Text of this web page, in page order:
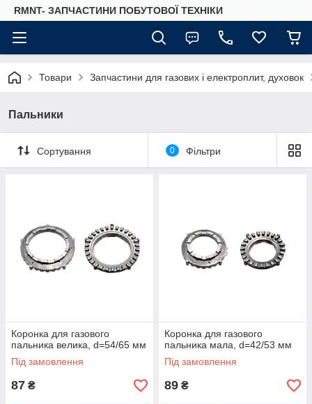
RMNT- ЗАПЧАСТИНИ ПОБУТОВОЇ ТЕХНІКИ
Товари Запчастини для газових і електроплит, духовок
Пальники
Сортування 0 Фільтри
Коронка для газового
пальника велика, d=54/65 мм
Під замовлення
87 ₴
Коронка для газового
пальника мала, d=42/53 мм
Під замовлення
89 ₴